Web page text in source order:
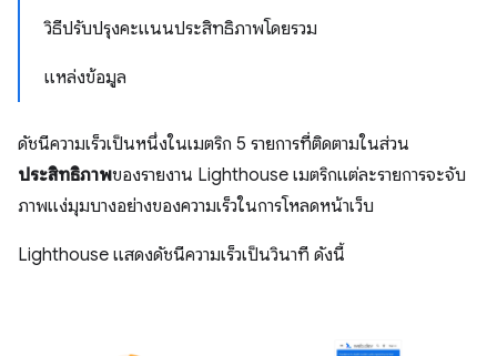
วิธีปรับปรุงคะแนนประสิทธิภาพโดยรวม
แหล่งข้อมูล
ดัชนีความเร็วเป็นหนึ่งในเมตริก 5 รายการที่ติดตามในส่วน
ประสิทธิภาพของรายงาน Lighthouse เมตริกแต่ละรายการจะจับ
ภาพแง่มุมบางอย่างของความเร็วในการโหลดหน้าเว็บ
Lighthouse แสดงดัชนีความเร็วเป็นวินาที ดังนี้